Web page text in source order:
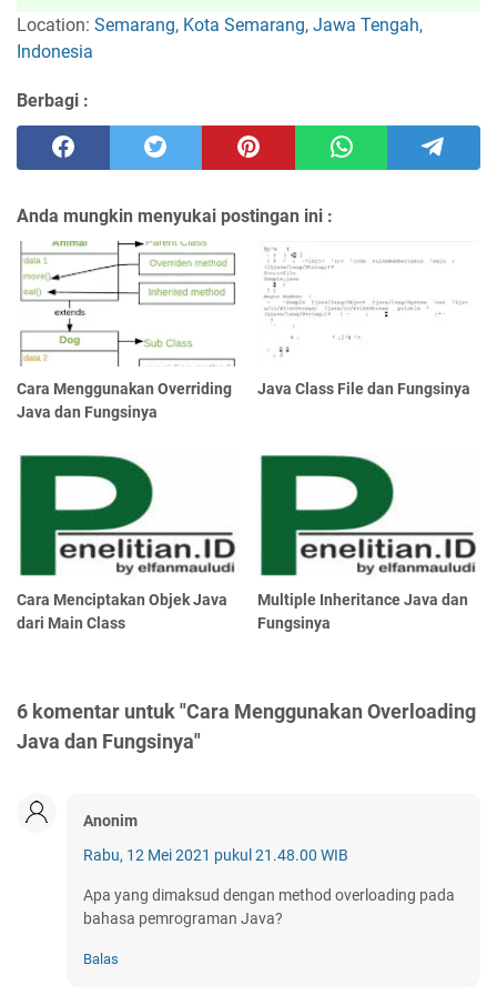
Location: Semarang, Kota Semarang, Jawa Tengah,
Indonesia
Berbagi :
Anda mungkin menyukai postingan ini :
Cara Menggunakan Overriding
Java dan Fungsinya
Java Class File dan Fungsinya
Cara Menciptakan Objek Java
dari Main Class
Multiple Inheritance Java dan
Fungsinya
6 komentar untuk "Cara Menggunakan Overloading
Java dan Fungsinya"
Anonim
Rabu, 12 Mei 2021 pukul 21.48.00 WIB
Apa yang dimaksud dengan method overloading pada
bahasa pemrograman Java?
Balas